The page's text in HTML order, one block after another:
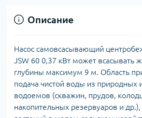
Описание
Насос самовсасывающий
JSW 60 0,37 кВт может всасывать
глубины максимум 9 м. Область
подача чистой воды из природных
водоемов (скважин, прудов,
накопительных резервуаров и